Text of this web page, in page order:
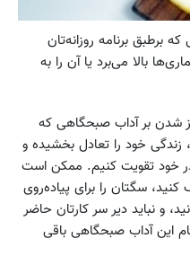
برطبق برنامه روزانه‌تان
بالا می‌برد یا آن را به
شدن بر آداب صبحگاهی که
زندگی خود را تعادل بخشیده و
خود تقویت کنیم. ممکن است
کنید، سگتان را برای پیاده‌روی
و نباید دیر سر کارتان حاضر
این آداب صبحگاهی باقی